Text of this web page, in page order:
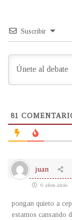
Suscribir
81
juan
6 años atrás
pongan quieto a
estamos cansando